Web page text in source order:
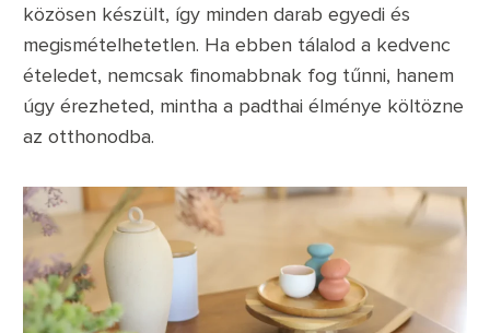
közösen készült, így minden darab egyedi és
megismételhetetlen. Ha ebben tálalod a kedvenc
ételedet, nemcsak finomabbnak fog tűnni, hanem
úgy érezheted, mintha a padthai élménye költözne
az otthonodba.